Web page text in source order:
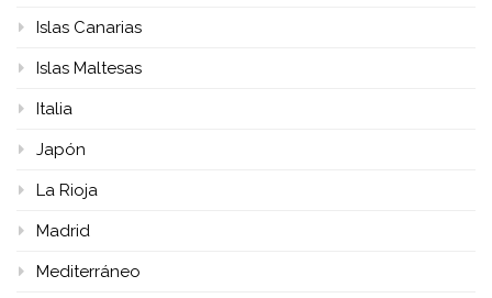
Islas Canarias
Islas Maltesas
Italia
Japón
La Rioja
Madrid
Mediterráneo